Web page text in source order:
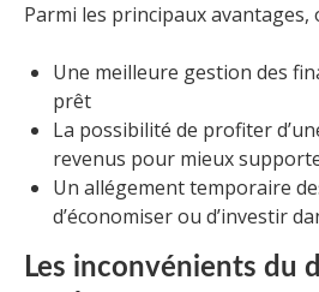
Parmi les principaux avantages,
Une meilleure gestion des
prêt
La possibilité de profiter
revenus pour mieux
Un allégement temporaire
d’économiser ou d’investir
Les inconvénients du